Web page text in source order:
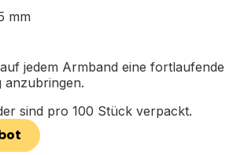
mm
jedem Armband eine fortlaufende
anzubringen.
sind pro 100 Stück verpackt.